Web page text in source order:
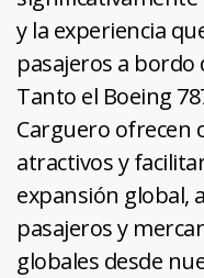
y la experiencia
pasajeros a bordo
Tanto el Boeing
Carguero ofrecen
atractivos y
expansión
pasajeros y
globales desde